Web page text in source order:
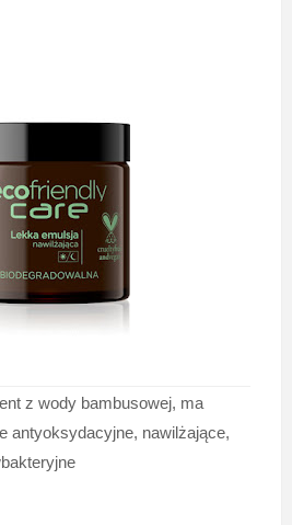
z wody bambusowej, ma
antyoksydacyjne, nawilżające,